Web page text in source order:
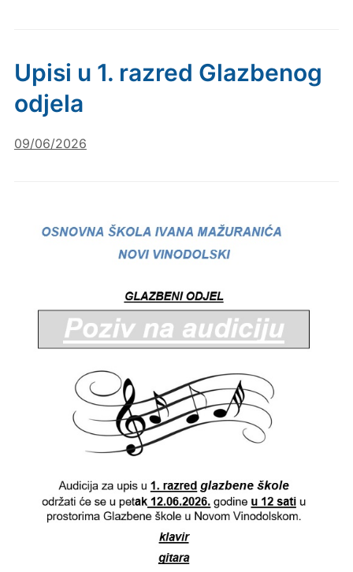
Upisi u 1. razred Glazbenog
odjela
09/06/2026